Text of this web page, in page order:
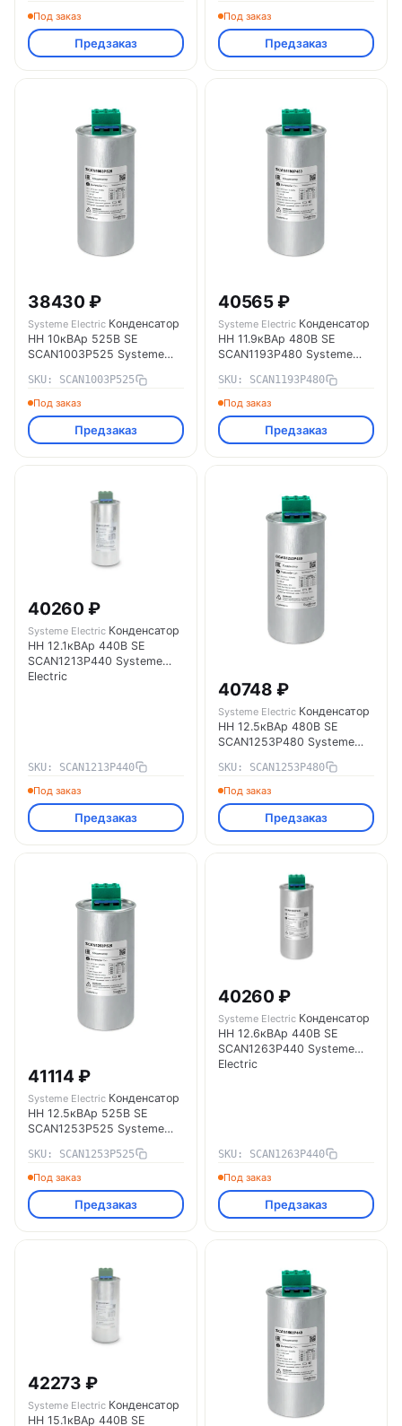
Под заказ
Предзаказ
Под заказ
Предзаказ
38430 ₽
Systeme Electric Конденсатор
НН 10кВАр 525В SE
SCAN1003P525 Systeme
SKU: SCAN1003P525
Под заказ
Предзаказ
40565 ₽
Systeme Electric Конденсатор
НН 11.9кВАр 480В SE
SCAN1193P480 Systeme
SKU: SCAN1193P480
Под заказ
Предзаказ
40260 ₽
Systeme Electric Конденсатор
НН 12.1кВАр 440В SE
SCAN1213P440 Systeme
Electric
SKU: SCAN1213P440
Под заказ
Предзаказ
40748 ₽
Systeme Electric Конденсатор
НН 12.5кВАр 480В SE
SCAN1253P480 Systeme
SKU: SCAN1253P480
Под заказ
Предзаказ
41114 ₽
Systeme Electric Конденсатор
НН 12.5кВАр 525В SE
SCAN1253P525 Systeme
SKU: SCAN1253P525
Под заказ
Предзаказ
40260 ₽
Systeme Electric Конденсатор
НН 12.6кВАр 440В SE
SCAN1263P440 Systeme
Electric
SKU: SCAN1263P440
Под заказ
Предзаказ
42273 ₽
Systeme Electric Конденсатор
НН 15.1кВАр 440В SE